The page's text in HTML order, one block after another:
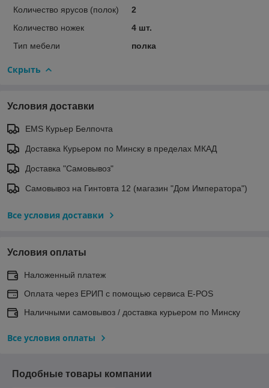
Количество ярусов (полок)
2
Количество ножек
4 шт.
Тип мебели
полка
Скрыть
Условия доставки
EMS Курьер Белпочта
Доставка Курьером по Минску в пределах МКАД
Доставка "Самовывоз"
Самовывоз на Гинтовта 12 (магазин "Дом Императора")
Все условия доставки
Условия оплаты
Наложенный платеж
Оплата через ЕРИП с помощью сервиса E-POS
Наличными самовывоз / доставка курьером по Минску
Все условия оплаты
Подобные товары компании